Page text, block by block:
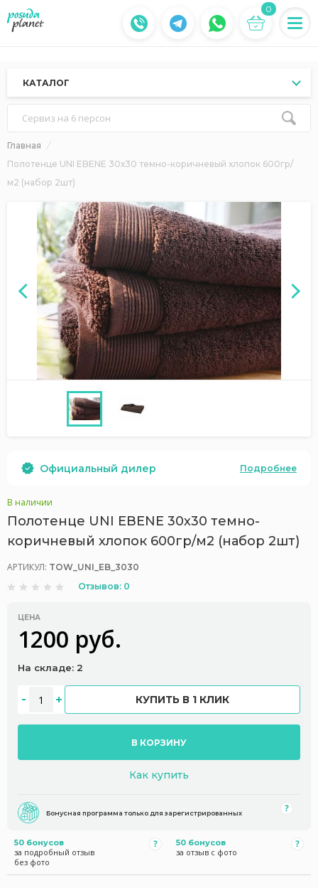
0
КАТАЛОГ
Сервиз на 6 персон
Главная
Полотенце UNI EBENE 30х30 темно-коричневый хлопок 600гр/
м2 (набор 2шт)
Официальный дилер Подробнее
В наличии
Полотенце UNI EBENE 30х30 темно-
коричневый хлопок 600гр/м2 (набор 2шт)
АРТИКУЛ: TOW_UNI_EB_3030
Отзывов: 0
ЦЕНА
1200 руб.
На складе: 2
КУПИТЬ В 1 КЛИК
В КОРЗИНУ
Как купить
Бонусная программа только для зарегистрированных
50 бонусов
за подробный отзыв
без фото
50 бонусов
за отзыв с фото